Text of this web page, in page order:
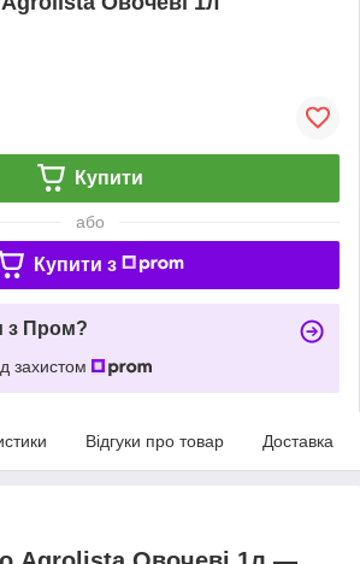
Купити
або
Купити з
з Пром?
захистом
Відгуки про товар Доставка